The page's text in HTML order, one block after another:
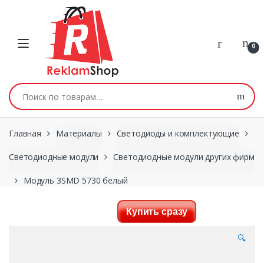
Перейти к навигации
0
Искать:
Главная Материалы Светодиоды и комплектующие
Светодиодные модули Светодиодные модули других фирм
Модуль 3SMD 5730 белый
Купить сразу
🔍